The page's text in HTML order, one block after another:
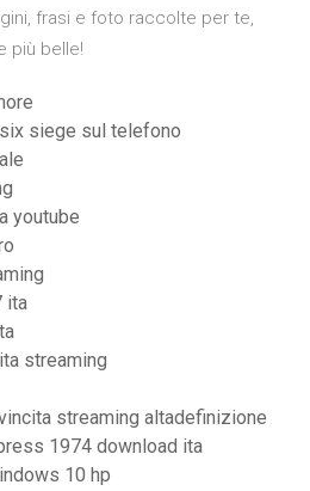
frasi e foto raccolte per te,
più belle!
siege sul telefono
youtube
ita
streaming
streaming altadefinizione
1974 download ita
10 hp